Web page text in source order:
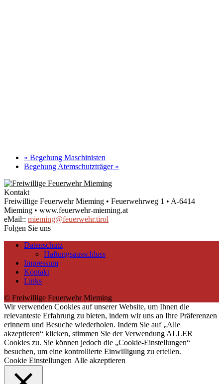
« Begehung Maschinisten
Begehung Atemschutzträger »
Kontakt
Freiwillige Feuerwehr Mieming • Feuerwehrweg 1 • A-6414
Mieming • www.feuerwehr-mieming.at
eMail:: mieming@feuerwehr.tirol
Folgen Sie uns
Datenschutz
Haftungsausschluss
Impressum
Kontakt
Links
© Freiwillige Feuerwehr Mieming
Wir verwenden Cookies auf unserer Website, um Ihnen die
relevanteste Erfahrung zu bieten, indem wir uns an Ihre Präferenzen
erinnern und Besuche wiederholen. Indem Sie auf „Alle
akzeptieren“ klicken, stimmen Sie der Verwendung ALLER
Cookies zu. Sie können jedoch die „Cookie-Einstellungen“
besuchen, um eine kontrollierte Einwilligung zu erteilen.
Cookie Einstellungen Alle akzeptieren